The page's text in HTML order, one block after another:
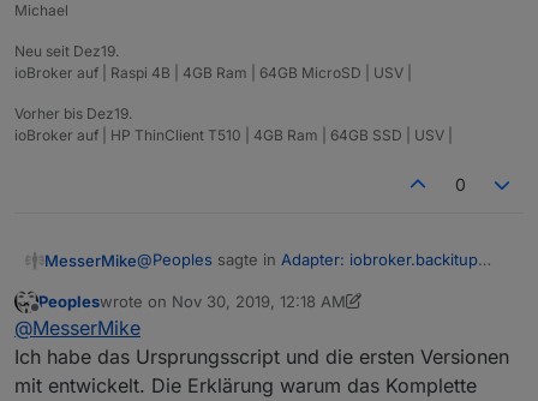
Michael
Neu seit Dez19.
ioBroker auf | Raspi 4B | 4GB Ram | 64GB MicroSD | USV |
Vorher bis Dez19.
ioBroker auf | HP ThinClient T510 | 4GB Ram | 64GB SSD | USV |
0
MesserMike@Peoples sagte in Adapter: iobroker.backitup
Wird schon starten!
Aber so bist du dir dann selbst wenigstens
Ja eh, aber ich wollte nur eine vernünftige
erklärung haben, hab ich bis jetzt aber nicht von
Offline
Peopleswrote on Nov 30, 2019, 12:18 AM
last edited by PeoplesNov 30, 2019, 1:20 AM
@MesserMike
Ich habe das Ursprungsscript und die ersten Versionen
mit entwickelt. Die Erklärung warum das Komplette